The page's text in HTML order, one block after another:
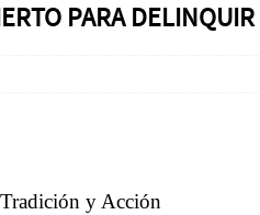
PARA DELINQUIR
y Acción